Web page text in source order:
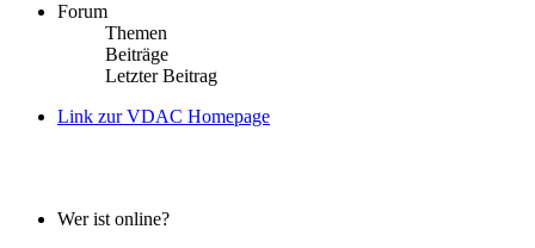
Forum
Themen
Beiträge
Letzter Beitrag
Link zur VDAC Homepage
Wer ist online?